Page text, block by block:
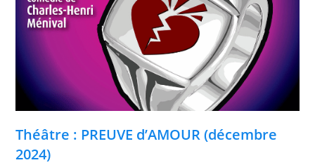
Théâtre : PREUVE d’AMOUR (décembre
2024)​